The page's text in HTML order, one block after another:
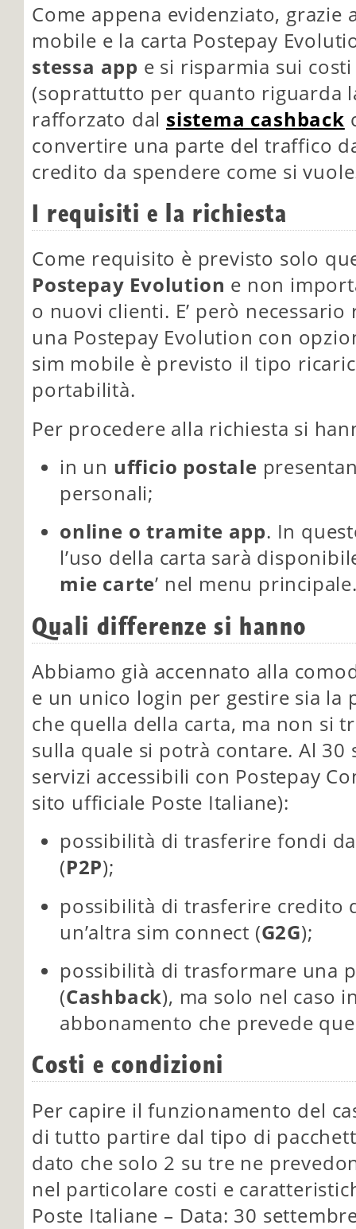
Come appena evidenziato, grazie
mobile e la carta Postepay
stessa app e si risparmia sui
(soprattutto per quanto riguarda
rafforzato dal sistema cashback
convertire una parte del traffico
credito da spendere come si
I requisiti e la richiesta
Come requisito è previsto solo
Postepay Evolution e non
o nuovi clienti. E’ però
una Postepay Evolution con
sim mobile è previsto il tipo
portabilità.
Per procedere alla richiesta si
in un ufficio postale
personali;
online o tramite app. In
l’uso della carta sarà
mie carte’ nel menu
Quali differenze si hanno
Abbiamo già accennato alla
e un unico login per gestire sia la
che quella della carta, ma non si
sulla quale si potrà contare. Al 30
servizi accessibili con Postepay
sito ufficiale Poste Italiane):
possibilità di trasferire fondi
(P2P);
possibilità di trasferire credito
un’altra sim connect (G2G);
possibilità di trasformare una
(Cashback), ma solo nel caso
abbonamento che prevede
Costi e condizioni
Per capire il funzionamento del
di tutto partire dal tipo di
dato che solo 2 su tre ne
nel particolare costi e
Poste Italiane – Data: 30